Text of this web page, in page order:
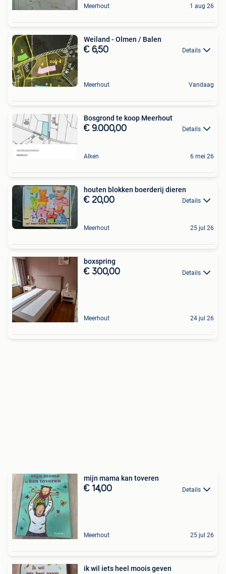
Meerhout 1 aug 26
Weiland - Olmen / Balen
€ 6,50 Details
Meerhout Vandaag
Bosgrond te koop Meerhout
€ 9.000,00 Details
Alken 6 mei 26
houten blokken boerderij dieren
€ 20,00 Details
Meerhout 25 jul 26
boxspring
€ 300,00 Details
Meerhout 24 jul 26
mijn mama kan toveren
€ 14,00 Details
Meerhout 25 jul 26
ik wil iets heel moois geven